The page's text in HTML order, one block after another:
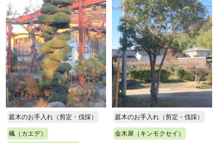
庭木のお手入れ（剪定・伐採）
楓（カエデ）
庭木のお手入れ（剪定・伐採）
金木犀（キンモクセイ）